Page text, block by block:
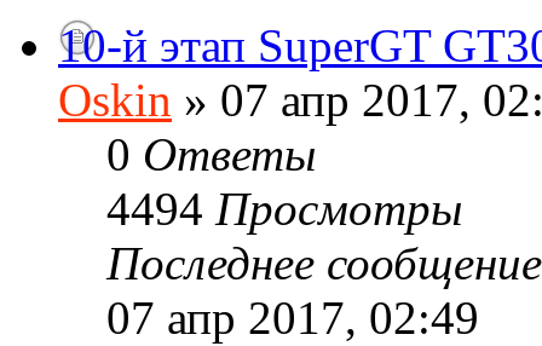
10-й этап SuperGT
Oskin » 07 апр 2017,
0 Ответы
4494 Просмотры
Последнее
07 апр 2017, 02:49